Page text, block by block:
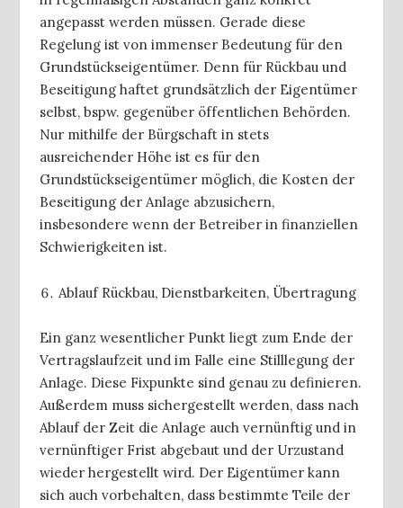
angepasst werden müssen. Gerade diese
Regelung ist von immenser Bedeutung für den
Grundstückseigentümer. Denn für Rückbau und
Beseitigung haftet grundsätzlich der Eigentümer
selbst, bspw. gegenüber öffentlichen Behörden.
Nur mithilfe der Bürgschaft in stets
ausreichender Höhe ist es für den
Grundstückseigentümer möglich, die Kosten der
Beseitigung der Anlage abzusichern,
insbesondere wenn der Betreiber in finanziellen
Schwierigkeiten ist.
Ablauf Rückbau, Dienstbarkeiten, Übertragung
Ein ganz wesentlicher Punkt liegt zum Ende der
Vertragslaufzeit und im Falle eine Stilllegung der
Anlage. Diese Fixpunkte sind genau zu definieren.
Außerdem muss sichergestellt werden, dass nach
Ablauf der Zeit die Anlage auch vernünftig und in
vernünftiger Frist abgebaut und der Urzustand
wieder hergestellt wird. Der Eigentümer kann
sich auch vorbehalten, dass bestimmte Teile der